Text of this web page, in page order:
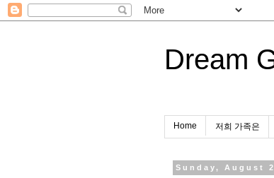
Dream
Home 저희 가족은
Sunday, August